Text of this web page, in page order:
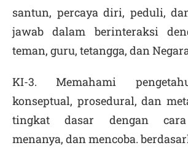
santun, percaya diri, peduli,
jawab dalam berinteraksi
teman, guru, tetangga, dan
KI-3. Memahami
konseptual, prosedural, dan
tingkat dasar dengan cara
menanya, dan mencoba.